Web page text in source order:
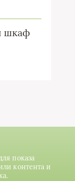
шкаф
показа
контента и